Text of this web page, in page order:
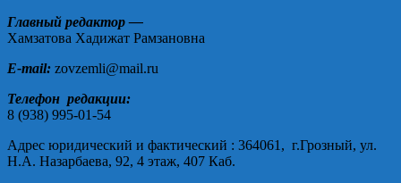
Главный редактор —
Хамзатова Хадижат Рамзановна
E-mail: zovzemli@mail.ru
Телефон редакции:
8 (938) 995-01-54
Адрес юридический и фактический : 364061, г.Грозный, ул.
Н.А. Назарбаева, 92, 4 этаж, 407 Каб.